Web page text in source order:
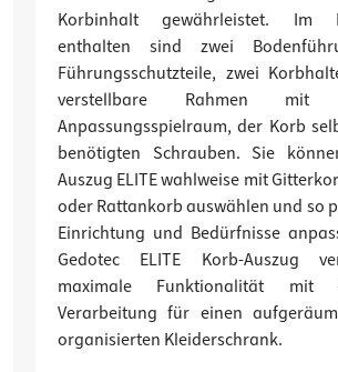
Korbinhalt gewährleistet. Im
enthalten sind zwei
Führungsschutzteile, zwei
verstellbare Rahmen
Anpassungsspielraum, der Korb
benötigten Schrauben. Sie
Auszug ELITE wahlweise mit
oder Rattankorb auswählen und so
Einrichtung und Bedürfnisse
Gedotec ELITE Korb-Auszug
maximale Funktionalität mit
Verarbeitung für einen
organisierten Kleiderschrank.